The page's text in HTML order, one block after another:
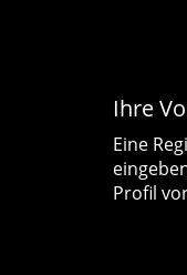
Ihre
Eine
Profil